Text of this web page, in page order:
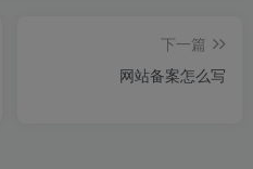
下一篇
网站备案怎么写